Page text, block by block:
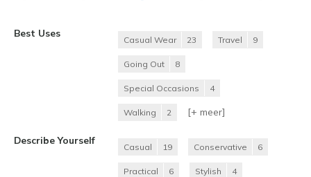
Best Uses
Casual Wear 23 Travel 9
Going Out 8
Special Occasions 4
Walking 2 [+ meer]
Describe Yourself
Casual 19 Conservative 6
Practical 6 Stylish 4